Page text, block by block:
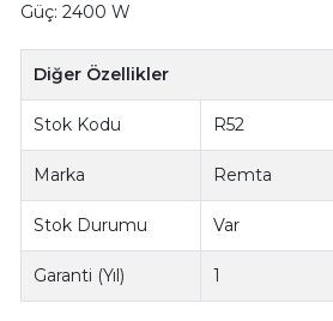
Güç: 2400 W
Diğer Özellikler
Stok Kodu R52
Marka Remta
Stok Durumu Var
Garanti (Yıl) 1